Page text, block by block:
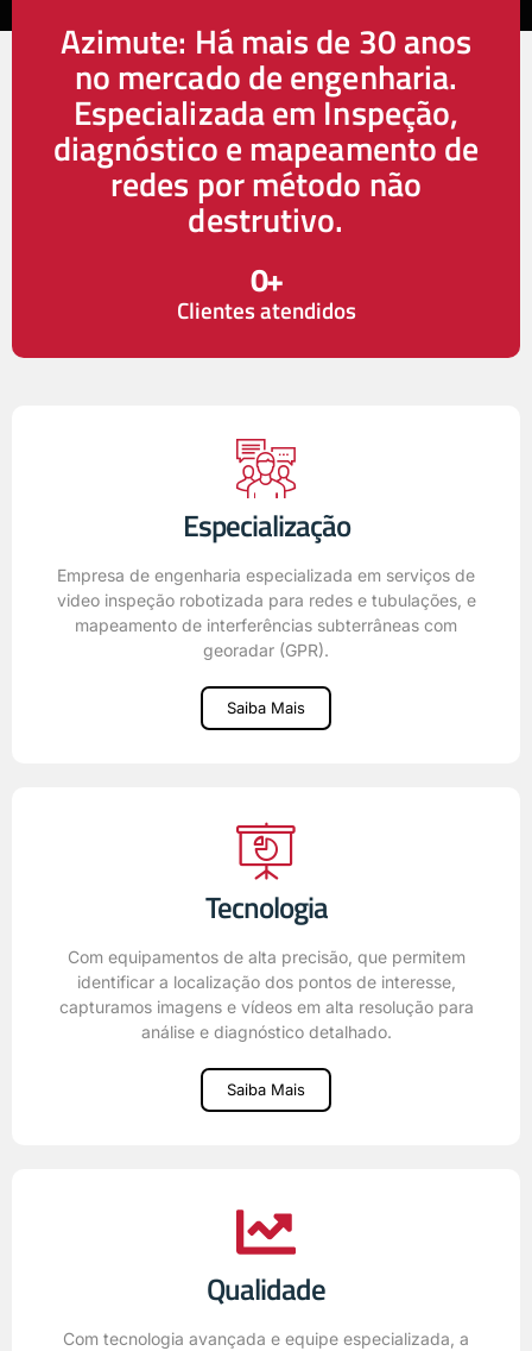
Azimute: Há mais de 30 anos
no mercado de engenharia.
Especializada em Inspeção,
diagnóstico e mapeamento de
redes por método não
destrutivo.
Clientes atendidos
0+
Especialização
Empresa de engenharia especializada em serviços de
video inspeção robotizada para redes e tubulações, e
mapeamento de interferências subterrâneas com
georadar (GPR).
Saiba Mais
Tecnologia
Com equipamentos de alta precisão, que permitem
identificar a localização dos pontos de interesse,
capturamos imagens e vídeos em alta resolução para
análise e diagnóstico detalhado.
Saiba Mais
Qualidade
Com tecnologia avançada e equipe especializada, a